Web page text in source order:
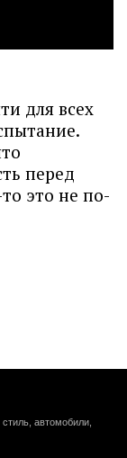
для всех
перед
это не по-
автомобили,